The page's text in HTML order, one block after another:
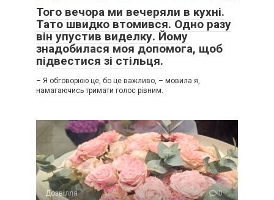
Того вечора ми вечеряли в кухні.
Тато швидко втомився. Одно разу
він упустив виделку. Йому
знадобилася моя допомога, щоб
підвестися зі стільця.
– Я обговорюю це, бо це важливо, – мовила я,
намагаючись тримати голос рівним.
Дозвілля 0